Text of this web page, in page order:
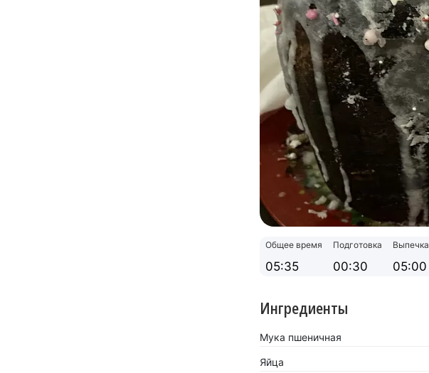
Общее время
05:35
Подготовка
00:30
Выпечка
05:00
Ингредиенты
Мука пшеничная
Яйца